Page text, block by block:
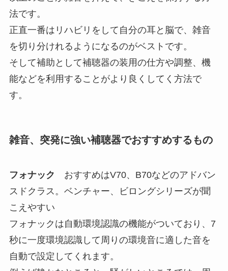
法です。
正直一番はリハビリをして自分の耳と脳で、雑音
を切り分けれるようになるのがベストです。
そして補助として補聴器の装用の仕方や調整、機
能などを利用することがより良くしてく方法で
す。
雑音、突発に強い補聴器でおすすめするもの
フォナック おすすめはV70、B70などのアドバン
スドクラス。ベンチャー、ビロングシリーズが聞
こえやすい
フォナックは自動環境認識の機能がついており、7
秒に一度環境認識して周りの環境音に適した音を
自動で設定してくれます。